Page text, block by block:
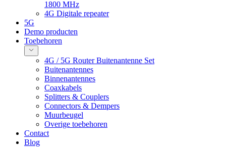
1800 MHz
4G Digitale repeater
5G
Demo producten
Toebehoren
4G / 5G Router Buitenantenne Set
Buitenantennes
Binnenantennes
Coaxkabels
Splitters & Couplers
Connectors & Dempers
Muurbeugel
Overige toebehoren
Contact
Blog